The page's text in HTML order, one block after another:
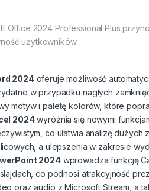
Office 2024 Professional Plus
użytkowników.
2024oferuje możliwość
w przypadku nagłych
motyw i paletę kolorów, które
2024wyróżnia się nowymi
co ułatwia analizę
a ulepszenia w zakresie
2024wprowadza funkcję
co podnosi atrakcyjność
oraz audio z Microsoft Stream, a